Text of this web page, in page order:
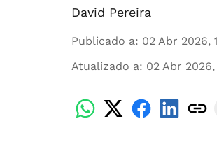
David Pereira
Publicado a: 02 Abr 2026,
Atualizado a: 02 Abr 2026,